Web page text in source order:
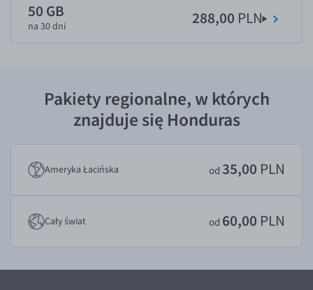
EUR/USD
EUR/GBP
EUR/CZK
EUR/CAD
50 GB
na 30 dni 288,00 PLN
Pakiety regionalne, w których
znajduje się Honduras
Ameryka Łacińska od 35,00 PLN
Cały świat od 60,00 PLN